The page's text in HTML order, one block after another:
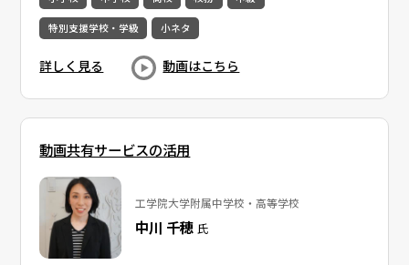
特別支援学校・学級 小ネタ
詳しく見る 動画はこちら
動画共有サービスの活用
工学院大学附属中学校・高等学校
中川 千穂 氏